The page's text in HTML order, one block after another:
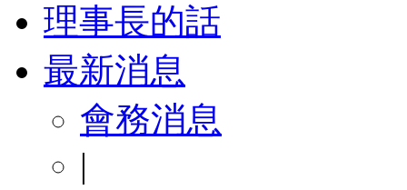
理事長的話
最新消息
會務消息
|